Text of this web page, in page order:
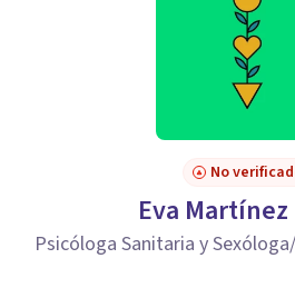
No
Eva
Psicóloga Sanitaria y